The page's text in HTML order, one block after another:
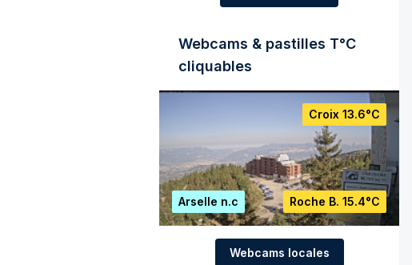
Webcams & pastilles T°C
cliquables
Croix 13.6°C
Arselle n.c Roche B. 15.4°C
Webcams locales